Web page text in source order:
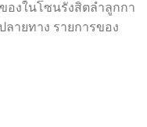
องในโซนรังสิตลำลูกกา
ลายทาง รายการของ